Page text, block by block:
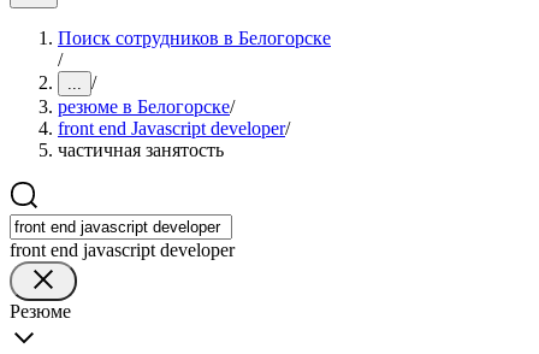
Поиск сотрудников в Белогорске
/
... /
резюме в Белогорске/
front end Javascript developer/
частичная занятость
front end javascript developer
Резюме